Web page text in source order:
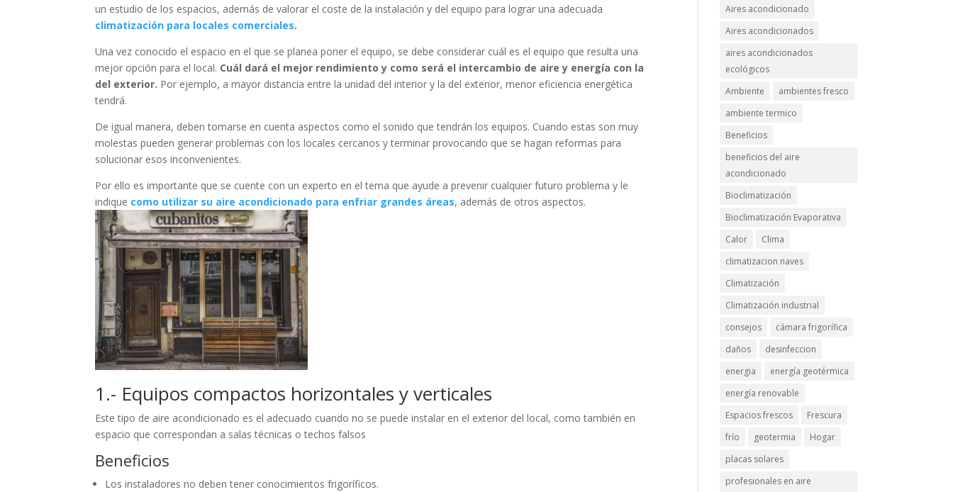
un estudio de los espacios, además de valorar el coste de la instalación y del equipo para lograr una adecuada
climatización para locales comerciales.
Una vez conocido el espacio en el que se planea poner el equipo, se debe considerar cuál es el equipo que resulta una
mejor opción para el local. Cuál dará el mejor rendimiento y como será el intercambio de aire y energía con la
del exterior. Por ejemplo, a mayor distancia entre la unidad del interior y la del exterior, menor eficiencia energética
tendrá.
De igual manera, deben tomarse en cuenta aspectos como el sonido que tendrán los equipos. Cuando estas son muy
molestas pueden generar problemas con los locales cercanos y terminar provocando que se hagan reformas para
solucionar esos inconvenientes.
Por ello es importante que se cuente con un experto en el tema que ayude a prevenir cualquier futuro problema y le
indique como utilizar su aire acondicionado para enfriar grandes áreas, además de otros aspectos.
1.- Equipos compactos horizontales y verticales
Este tipo de aire acondicionado es el adecuado cuando no se puede instalar en el exterior del local, como también en
espacio que correspondan a salas técnicas o techos falsos
Beneficios
Los instaladores no deben tener conocimientos frigoríficos.
Aires acondicionado
Aires acondicionados
aires acondicionados
ecológicos
Ambiente
ambientes fresco
ambiente termico
Beneficios
beneficios del aire
acondicionado
Bioclimatización
Bioclimatización Evaporativa
Calor
Clima
climatizacion naves
Climatización
Climatización industrial
consejos
cámara frigorífica
daños
desinfeccion
energia
energía geotérmica
energía renovable
Espacios frescos
Frescura
frío
geotermia
Hogar
placas solares
profesionales en aire